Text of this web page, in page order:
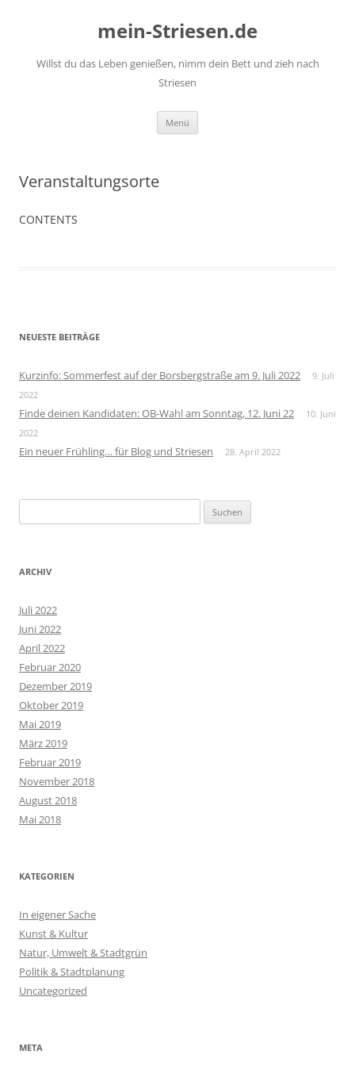
mein-Striesen.de
Willst du das Leben genießen, nimm dein Bett und zieh nach
Striesen
Menü
Veranstaltungsorte
CONTENTS
NEUESTE BEITRÄGE
Kurzinfo: Sommerfest auf der Borsbergstraße am 9. Juli 2022
9. Juli
2022
Finde deinen Kandidaten: OB-Wahl am Sonntag, 12. Juni 22
10. Juni
2022
Ein neuer Frühling… für Blog und Striesen 28. April 2022
nach:
ARCHIV
Juli 2022
Juni 2022
April 2022
Februar 2020
Dezember 2019
Oktober 2019
Mai 2019
März 2019
Februar 2019
November 2018
August 2018
Mai 2018
KATEGORIEN
In eigener Sache
Kunst & Kultur
Natur, Umwelt & Stadtgrün
Politik & Stadtplanung
Uncategorized
META